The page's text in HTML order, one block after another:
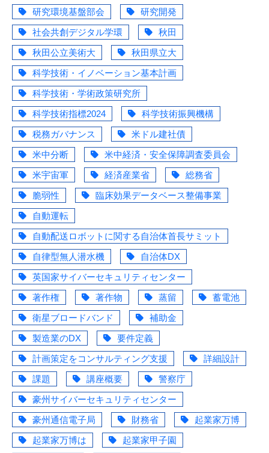
研究環境基盤部会
研究開発
社会共創デジタル学環
秋田
秋田公立美術大
秋田県立大
科学技術・イノベーション基本計画
科学技術・学術政策研究所
科学技術指標2024
科学技術振興機構
税務ガバナンス
米ドル建社債
米中分断
米中経済・安全保障調査委員会
米宇宙軍
経済産業省
総務省
脆弱性
臨床効果データベース整備事業
自動運転
自動配送ロボットに関する自治体首長サミット
自律型無人潜水機
自治体DX
英国家サイバーセキュリティセンター
著作権
著作物 蒸留
蓄電池
衛星ブロードバンド
補助金
製造業のDX
要件定義
計画策定をコンサルティング支援
詳細設計
課題
講座概要
警察庁
豪州サイバーセキュリティセンター
豪州通信電子局
財務省
起業家万博
起業家万博は
起業家甲子園